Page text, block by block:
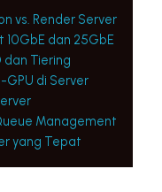
vs. Render Server
10GbE dan 25GbE
dan Tiering
GPU di Server
Management
yang Tepat